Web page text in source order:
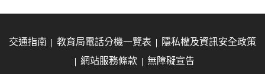
交通指南 教育局電話分機一覽表
隱私權及資訊安全政策
網站服務條款
無障礙宣告